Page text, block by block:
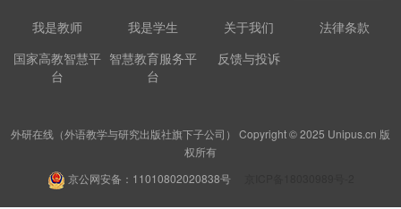
我是教师 我是学生 关于我们
法律条款
国家高教智慧平
台
智慧教育服务平
台
反馈与投诉
外研在线（外语教学与研究出版社旗下子公司） Copyright © 2025 Unipus.cn 版
权所有
京公网安备：11010802020838号